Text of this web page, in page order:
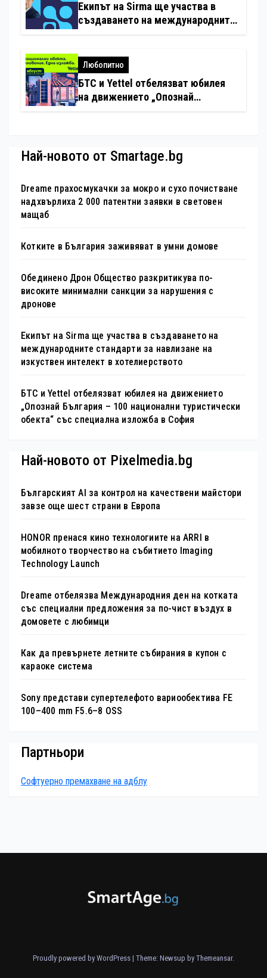
Екипът на Sirma ще участва в
създаването на международните
хотелиерството
Любопитно
БТС и Yettel отбелязват юбилея
на движението „Опознай
Най-новото от Smartage.bg
Dreame прахосмукачки за мокро и сухо почистване
надхвърлиха 2 000 патентни заявки в световен
мащаб
Котките в България заживяват в умни домове
Обединено Дрон Общество разкритикува по-
високите минимални санкции за нарушения с
дронове
Екипът на Sirma ще участва в създаването на
международните стандарти за навлизане на
изкуствен интелект в хотелиерството
БТС и Yettel отбелязват юбилея на движението
„Опознай България – 100 национални туристически
обекта“ със специална изложба в София
Най-новото от Pixelmedia.bg
Българският AI за контрол на качествени майстори
завзе още шест страни в Европа
HONOR пренася кино технологиите на ARRI в
мобилното творчество на събитието Imaging
Technology Launch
Dreame отбелязва Международния ден на котката
със специални предложения за по-чист въздух в
домовете с любимци
Как да превърнете летните събирания в купон с
караоке система
Sony представи супертелефото вариообектива FE
100–400 mm F5.6–8 OSS
Партньори
Софтуерно премахване на адблу
Proudly powered by WordPress | Theme: Newsup by Themeansar.